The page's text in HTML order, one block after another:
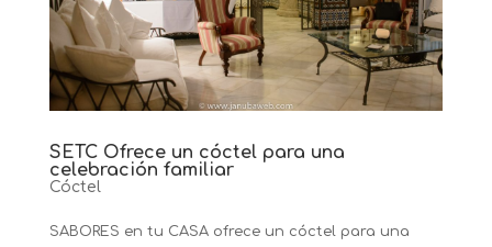
SETC Ofrece un cóctel para una
celebración familiar
Cóctel
SABORES en tu CASA ofrece un cóctel para una